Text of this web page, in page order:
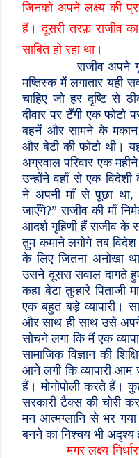
जिनको अपने लक्ष्य की
हैं। दूसरी तरफ़ राजीव
साबित हो रहा था।
राजीव अपने
मष्तिस्क में लगातार यही
चाहिए जो हर दृष्टि से
दीवार पर टँगी एक फोटो
बहनें और सामने के
और बेटी की फोटो थी।
अग्रवाल परिवार एक
उन्होंने वहाँ से एक विदेशी
ने अपनी माँ से पूछा था,
जाएँगे?” राजीव की माँ
आदर्श गृहिणी हैं राजीव के
तुम कमाने लगोगे तब विदेश
के लिए जितना अनोखा
उसने दूसरा सवाल दागते
कहा बेटा तुम्हारे
एक बहुत बड़े व्यापारी।
और साथ ही साथ उसे अपने
सोचने लगा कि मैं एक
सामाजिक विज्ञान की
आने लगी कि व्यापारी
हैं। मोनोपोली करते हैं।
सरकारी टैक्स की चोरी
मन आत्मग्लानि से भर
बनने का निश्चय भी अदृश्य
मगर लक्ष्य निर्धारण